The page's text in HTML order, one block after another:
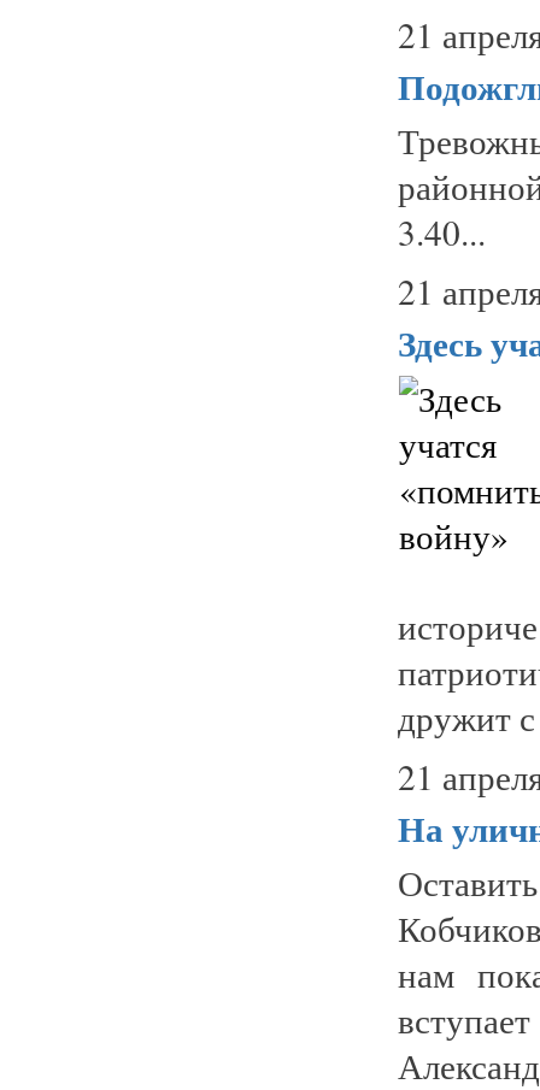
21
3.40...
21
Здесь
дружит
21
На
нам